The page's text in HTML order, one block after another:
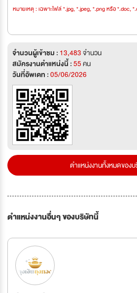
หมายเหตุ : เฉพาะไฟล์ *.jpg, *.jpeg, *.png หรือ *.doc,
จำนวนผู้เข้าชม : 13,483จำนวน
สมัครงานตำแหน่งนี้ :55คน
วันที่อัพเดท :05/06/2026
ตำแหน่งงานทั้งหมดของ
ตำแหน่งงานอื่นๆ ของบริษัทนี้